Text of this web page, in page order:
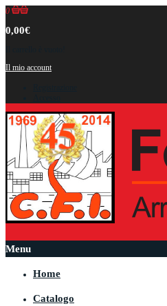
0
0,00€
Il mio account
Menu
Home
Catalogo